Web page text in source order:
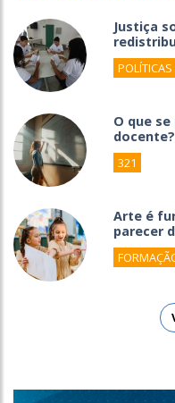
Justiça
O que
docente?
321
Arte é
parecer